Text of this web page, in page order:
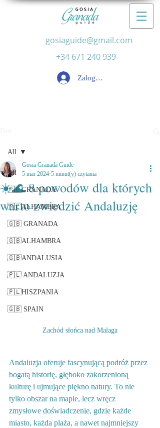
gosiaguide@gmail.com
+34 671 240 939
Zaloguj się
All
🇵🇱GRANADA
🇵🇱ALHAMBRA
🇬🇧 GRANADA
🇬🇧ALHAMBRA
🇬🇧ANDALUSIA
🇵🇱 ANDALUZJA
🇵🇱HISZPANIA
🇬🇧 SPAIN
All
☀️🌊 8 powodów dla których
warto zwiedzić Andaluzję
Gosia Granada Guide
5 mar 2024 5 minut(y) czytania
Zachód słońca nad Malaga
Andaluzja oferuje fascynującą podróż przez
bogatą historię, głęboko zakorzenioną
kulturę i ujmujące piękno natury. To nie
tylko obszar na mapie, lecz wręcz
zmysłowe doświadczenie, gdzie każde
miasto, każda plaża, a nawet najmniejszy